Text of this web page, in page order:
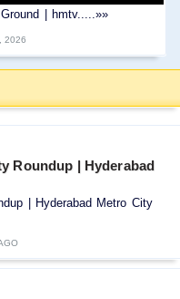
| hmtv.....»»
2026
Roundup | Hyderabad
| Hyderabad Metro City